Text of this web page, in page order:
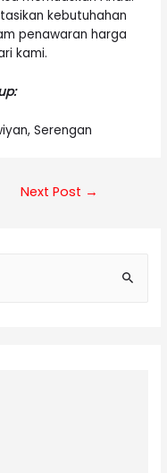
kebutuhahan
penawaran harga
kami.
Serengan
Next Post →